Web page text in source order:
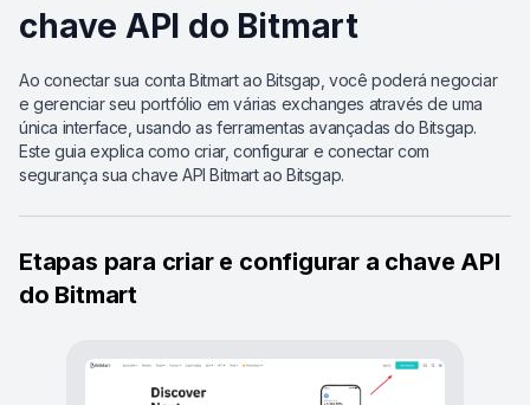
chave API do Bitmart
Ao conectar sua conta Bitmart ao Bitsgap, você poderá negociar
e gerenciar seu portfólio em várias exchanges através de uma
única interface, usando as ferramentas avançadas do Bitsgap.
Este guia explica como criar, configurar e conectar com
segurança sua chave API Bitmart ao Bitsgap.
Etapas para criar e configurar a chave API
do Bitmart